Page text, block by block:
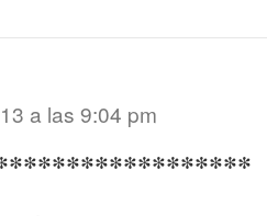
a las 9:04 pm